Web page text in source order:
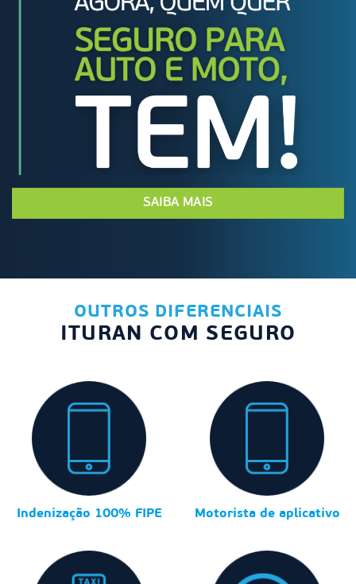
SAIBA MAIS
OUTROS DIFERENCIAIS
ITURAN COM SEGURO
Indenização 100% FIPE Motorista de aplicativo